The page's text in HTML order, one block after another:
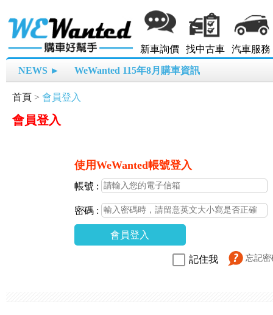
新車詢價 找中古車 汽車服務
NEWS ► WeWanted 115年8月購車資訊
首頁 > 會員登入
會員登入
使用WeWanted帳號登入
帳號 :
密碼 :
會員登入
忘記密
記住我